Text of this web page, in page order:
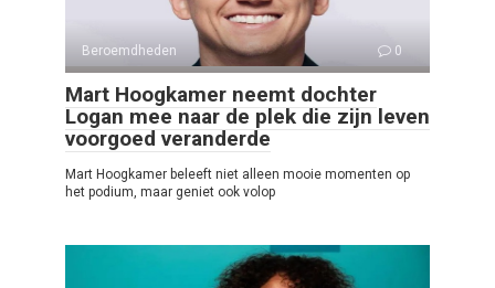
Beroemdheden 0
Mart Hoogkamer neemt dochter
Logan mee naar de plek die zijn leven
voorgoed veranderde
Mart Hoogkamer beleeft niet alleen mooie momenten op
het podium, maar geniet ook volop